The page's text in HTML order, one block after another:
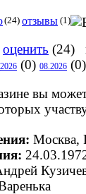
(24) отзывы (1)
оценить (24)
2026 (0) 08.2026 (0)
вы
Москва,